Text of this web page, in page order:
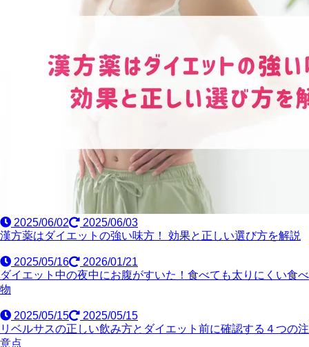
2025/06/02
2025/06/03
漢方薬はダイエットの強い味方！ 効果と正しい選び方を解説
2025/05/16
2026/01/21
ダイエット中の夜中にお腹がすいた！食べても太りにくい食べ
物
2025/05/15
2025/05/15
リベルサスの正しい飲み方とダイエット前に確認する４つの注
意点